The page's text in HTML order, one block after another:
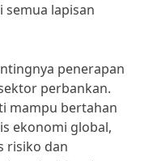
semua lapisan
penerapan
perbankan.
mampu bertahan
ekonomi global,
risiko dan